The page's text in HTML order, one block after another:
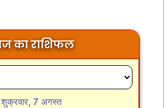
का राशिफल
शुक्रवार, 7 अगस्त